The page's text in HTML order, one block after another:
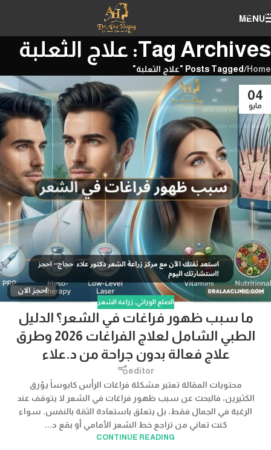
Skip to navigation
MENU
Tag Archives: علاج الثعلبة
Home
/Posts Tagged "علاج الثعلبة"
04
مايو
الصلع الوراثي, زراعة الشعر
ما سبب ظهور فراغات في الشعر؟ الدليل
الطبي الشامل لعلاج الفراغات 2026 وطرق
علاج فعالة بدون جراحة من د.علاء
editor
محتويات المقالة تعتبر مشكلة فراغات الرأس كابوساً يؤرق
الكثيرين، فالبحث عن سبب ظهور فراغات في الشعر لا يتوقف عند
الرغبة في الجمال فقط، بل يتعلق باستعادة الثقة بالنفس. سواء
كنت تعاني من تراجع خط الشعر الأمامي أو بقع د...
CONTINUE READING